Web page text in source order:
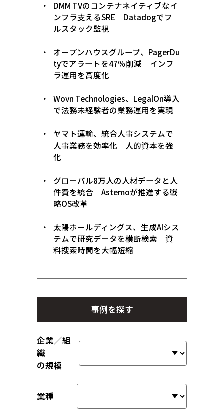
DMM TVのコンテナネイティブなイ
ンフラ支えるSRE Datadogでフ
ルスタック監視
オープンハウスグループ、PagerDu
tyでアラートを47％削減 インフ
ラ運用を高度化
Wovn Technologies、LegalOn導入
で法務未経験者の業務運用を実現
ヤマト運輸、統合人事システムで
人事業務を効率化 人的資本を強
化
グローバル8万人の人材データと人
件費を統合 Astemoが推進する戦
略OS改革
太陽ホールディングス、生成AIシス
テムで研究データを横断検索 資
料捜索時間を大幅短縮
事例を探す
企業／組
織
の規模
業種